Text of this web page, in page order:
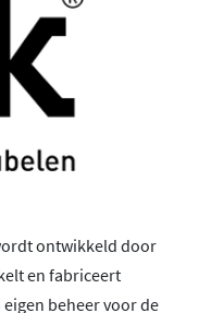
ontwikkeld door
en fabriceert
beheer voor de